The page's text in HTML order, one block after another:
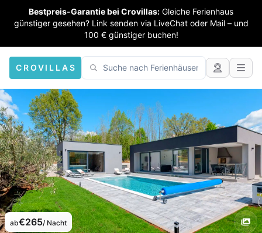
Bestpreis-Garantie bei Crovillas: Gleiche Ferienhaus
günstiger gesehen? Link senden via LiveChat oder Mail – und
100 € günstiger buchen!
CROVILLAS
ab€265/ Nacht